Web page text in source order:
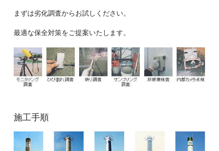
まずは劣化調査からお試しください。
最適な保全対策をご提案いたします。
施工手順